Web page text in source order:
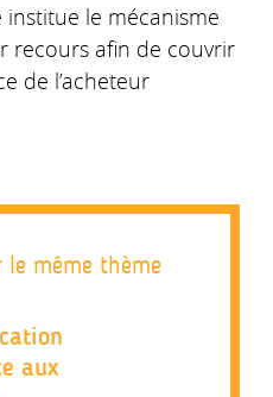
le mécanisme
recours afin de couvrir
de l’acheteur
le même thème
aux